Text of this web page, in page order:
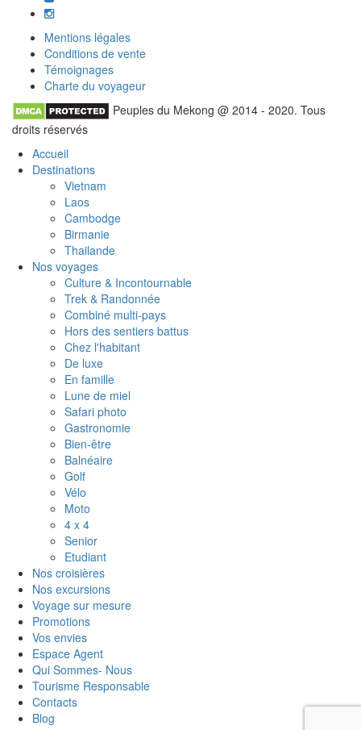
Mentions légales
Conditions de vente
Témoignages
Charte du voyageur
Peuples du Mekong @ 2014 - 2020. Tous
droits réservés
Accueil
Destinations
Vietnam
Laos
Cambodge
Birmanie
Thailande
Nos voyages
Culture & Incontournable
Trek & Randonnée
Combiné multi-pays
Hors des sentiers battus
Chez l'habitant
De luxe
En famille
Lune de miel
Safari photo
Gastronomie
Bien-être
Balnéaire
Golf
Vélo
Moto
4 x 4
Senior
Etudiant
Nos croisières
Nos excursions
Voyage sur mesure
Promotions
Vos envies
Espace Agent
Qui Sommes- Nous
Tourisme Responsable
Contacts
Blog